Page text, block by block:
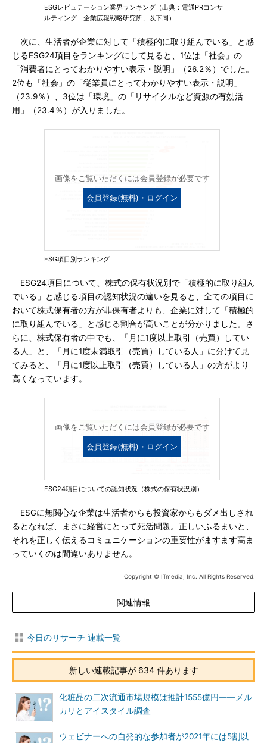
ESGレピュテーション業界ランキング（出典：電通PRコンサ
ルティング 企業広報戦略研究所、以下同）
次に、生活者が企業に対して「積極的に取り組んでいる」と感
じるESG24項目をランキングにして見ると、1位は「社会」の
「消費者にとってわかりやすい表示・説明」（26.2％）でした。
2位も「社会」の「従業員にとってわかりやすい表示・説明」
（23.9％）、3位は「環境」の「リサイクルなど資源の有効活
用」（23.4％）が入りました。
画像をご覧いただくには会員登録が必要です
会員登録(無料)・ログイン
ESG項目別ランキング
ESG24項目について、株式の保有状況別で「積極的に取り組ん
でいる」と感じる項目の認知状況の違いを見ると、全ての項目に
おいて株式保有者の方が非保有者よりも、企業に対して「積極的
に取り組んでいる」と感じる割合が高いことが分かりました。さ
らに、株式保有者の中でも、「月に1度以上取引（売買）してい
る人」と、「月に1度未満取引（売買）している人」に分けて見
てみると、「月に1度以上取引（売買）している人」の方がより
高くなっています。
画像をご覧いただくには会員登録が必要です
会員登録(無料)・ログイン
ESG24項目についての認知状況（株式の保有状況別）
ESGに無関心な企業は生活者からも投資家からもダメ出しされ
るとなれば、まさに経営にとって死活問題。正しいふるまいと、
それを正しく伝えるコミュニケーションの重要性がますます高ま
っていくのは間違いありません。
Copyright © ITmedia, Inc. All Rights Reserved.
関連情報
今日のリサーチ 連載一覧
新しい連載記事が 634 件あります
化粧品の二次流通市場規模は推計1555億円――メル
カリとアイスタイル調査
ウェビナーへの自発的な参加者が2021年には5割以